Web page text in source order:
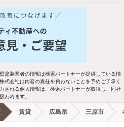
でいます！
2階以上
ペット相談
独立洗面台
都市ガス
件メール通知
情報をいち早く
ル通知を受け取る
塗装業者の情報は検索パートナーが提供している情
式会社は内容の責任を負わないことを予めご了承く
される個人情報は、検索パートナーが取得し、同社
われます。
賃貸 広島県 三原市